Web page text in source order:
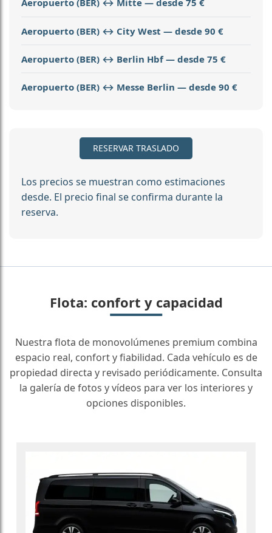
Aeropuerto (BER) ↔ Mitte — desde 75 €
Aeropuerto (BER) ↔ City West — desde 90 €
Aeropuerto (BER) ↔ Berlin Hbf — desde 75 €
Aeropuerto (BER) ↔ Messe Berlin — desde 90 €
RESERVAR TRASLADO
Los precios se muestran como estimaciones
desde. El precio final se confirma durante la
reserva.
Flota: confort y capacidad
Nuestra flota de monovolúmenes premium combina
espacio real, confort y fiabilidad. Cada vehículo es de
propiedad directa y revisado periódicamente. Consulta
la galería de fotos y vídeos para ver los interiores y
opciones disponibles.